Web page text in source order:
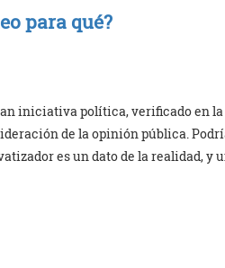
para qué?
iniciativa política, verificado en
de la opinión pública.
es un dato de la realidad, y